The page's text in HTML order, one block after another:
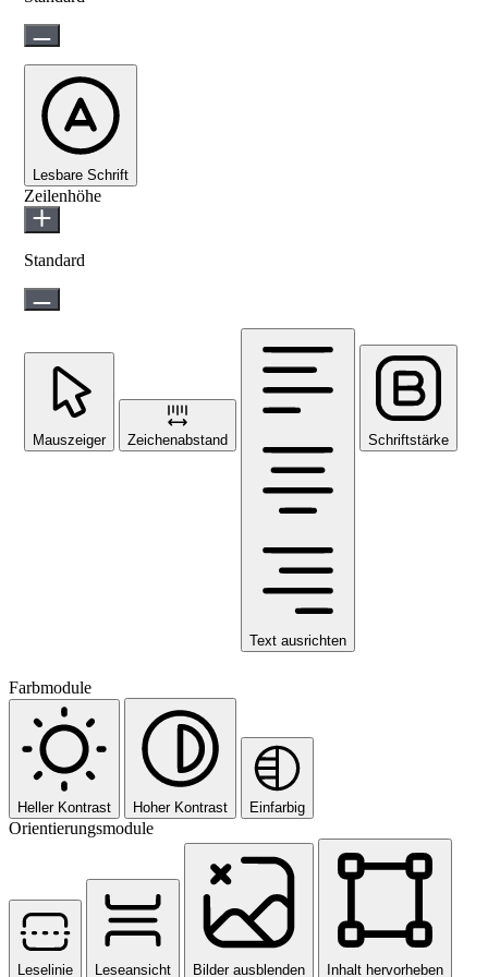
Lesbare Schrift
Zeilenhöhe
Standard
Mauszeiger Zeichenabstand
Text ausrichten
Schriftstärke
Farbmodule
Heller Kontrast Hoher Kontrast Einfarbig
Orientierungsmodule
Leselinie Leseansicht Bilder ausblenden Inhalt hervorheben